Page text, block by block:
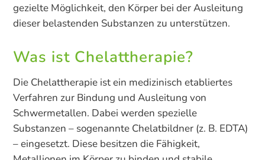
gezielte Möglichkeit, den Körper bei der Ausleitung
dieser belastenden Substanzen zu unterstützen.
Was ist Chelattherapie?
Die Chelattherapie ist ein medizinisch etabliertes
Verfahren zur Bindung und Ausleitung von
Schwermetallen. Dabei werden spezielle
Substanzen – sogenannte Chelatbildner (z. B. EDTA)
– eingesetzt. Diese besitzen die Fähigkeit,